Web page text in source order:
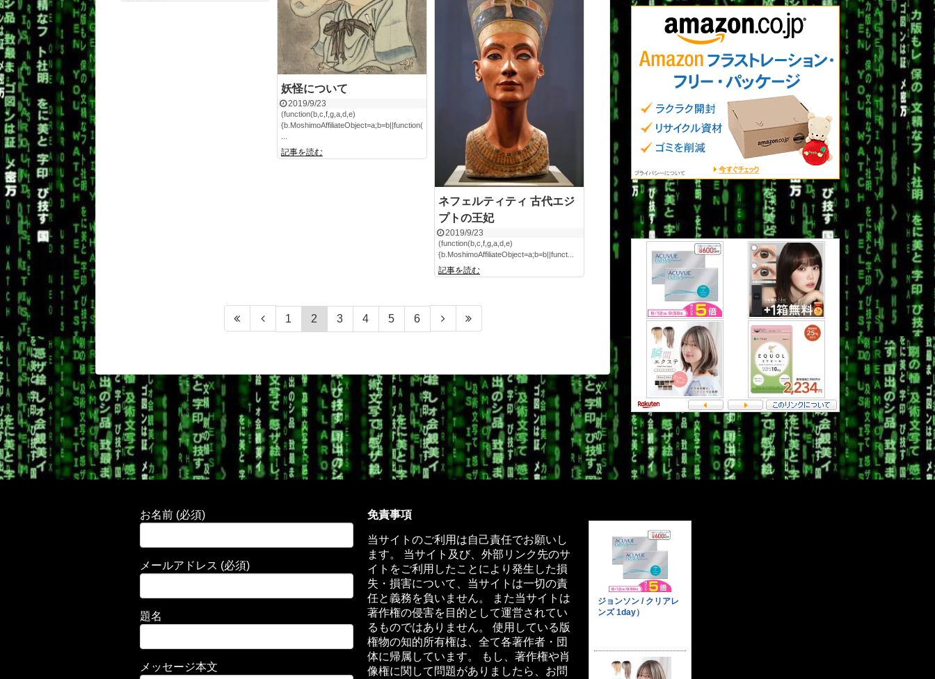
妖怪について
2019/9/23
(function(b,c,f,g,a,d,e)
{b.MoshimoAffiliateObject=a;b=b||function(
記事を読む
ネフェルティティ 古代エジ
プトの王妃
2019/9/23
(function(b,c,f,g,a,d,e)
{b.MoshimoAffiliateObject=a;b=b||funct...
記事を読む
1 2 3 4 5 6
お名前 (必須)
メールアドレス (必須)
題名
メッセージ本文
免責事項
当サイトのご利用は自己責任でお願いし
ます。 当サイト及び、外部リンク先のサ
イトをご利用したことにより発生した損
失・損害について、当サイトは一切の責
任と義務を負いません。 また当サイトは
著作権の侵害を目的として運営されてい
るものではありません。 使用している版
権物の知的所有権は、全て各著作者・団
体に帰属しています。 もし、著作権や肖
像権に関して問題がありましたら、お問